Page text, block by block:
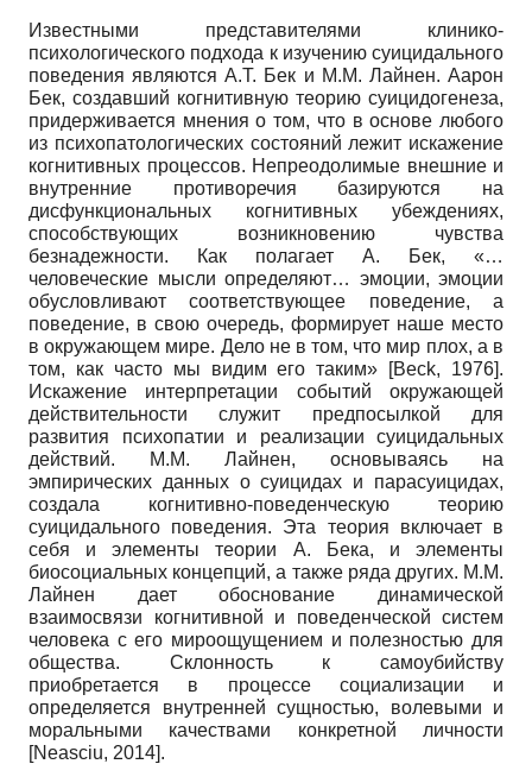
Известными представителями клинико-
психологического подхода к изучению суицидального
поведения являются А.Т. Бек и М.М. Лайнен. Аарон
Бек, создавший когнитивную теорию суицидогенеза,
придерживается мнения о том, что в основе любого
из психопатологических состояний лежит искажение
когнитивных процессов. Непреодолимые внешние и
внутренние противоречия базируются на
дисфункциональных когнитивных убеждениях,
способствующих возникновению чувства
безнадежности. Как полагает А. Бек, «…
человеческие мысли определяют… эмоции, эмоции
обусловливают соответствующее поведение, а
поведение, в свою очередь, формирует наше место
в окружающем мире. Дело не в том, что мир плох, а в
том, как часто мы видим его таким»
[Beck, 1976].
Искажение интерпретации событий окружающей
действительности служит предпосылкой для
развития психопатии и реализации суицидальных
действий. М.М. Лайнен, основываясь на
эмпирических данных о суицидах и парасуицидах,
создала когнитивно-поведенческую теорию
суицидального поведения. Эта теория включает в
себя и элементы теории А. Бека, и элементы
биосоциальных концепций, а также ряда других. М.М.
Лайнен дает обоснование динамической
взаимосвязи когнитивной и поведенческой систем
человека с его мироощущением и полезностью для
общества. Склонность к самоубийству
приобретается в процессе социализации и
определяется внутренней сущностью, волевыми и
моральными качествами конкретной личности
[Neasciu, 2014].